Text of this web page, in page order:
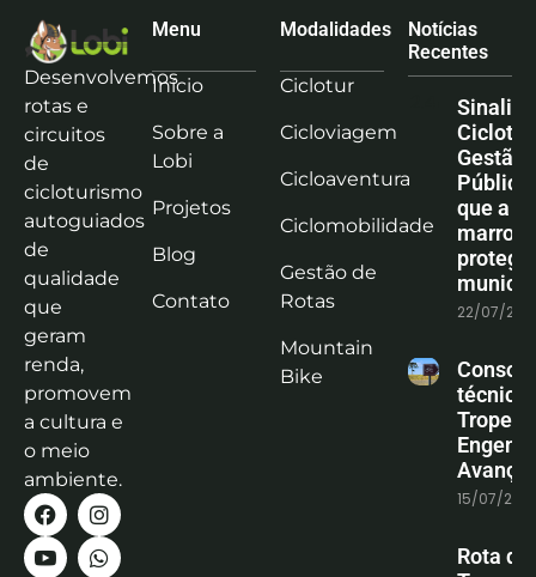
Desenvolvemos
rotas e
circuitos
de
cicloturismo
autoguiados
de
qualidade
que
geram
renda,
promovem
a cultura e
o meio
ambiente.
Menu
Início
Sobre a
Lobi
Projetos
Blog
Contato
Modalidades
Ciclotur
Cicloviagem
Cicloaventura
Ciclomobilidade
Gestão de
Rotas
Mountain
Bike
Notícias
Recentes
Gestão
que a
marrom
protege
22/07/
técnica
15/07/
Rota